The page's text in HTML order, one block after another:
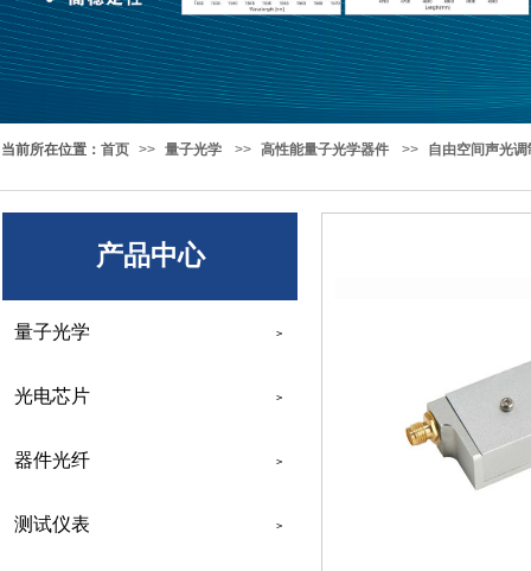
产品中心
量子光学 >
光电芯片 >
器件光纤 >
测试仪表 >
当前所在位置 ： 首页 >> 量子光学 >> 高性能量子光学器件 >> 自由空间声光